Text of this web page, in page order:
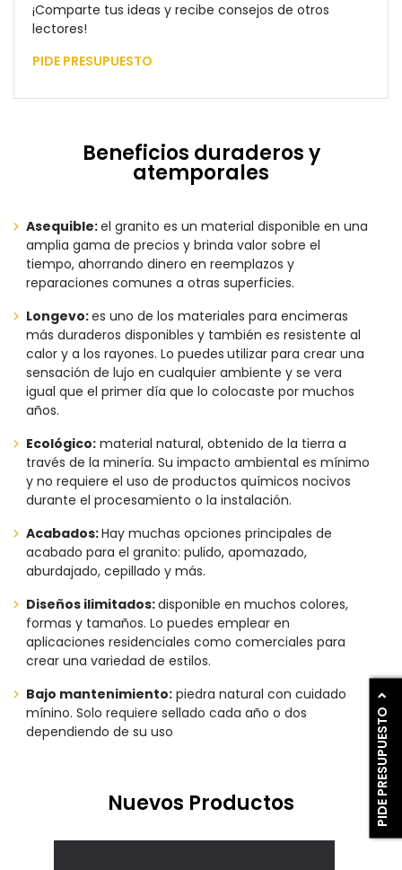
PIDE PRESUPUESTO
¡Comparte tus ideas y recibe consejos de otros
lectores!
PIDE PRESUPUESTO
Beneficios duraderos y
atemporales
Asequible:el granito es un material disponible en una
amplia gama de precios y brinda valor sobre el
tiempo, ahorrando dinero en reemplazos y
reparaciones comunes a otras superficies.
Longevo:es uno de los materiales para encimeras
más duraderos disponibles y también es resistente al
calor y a los rayones. Lo puedes utilizar para crear una
sensación de lujo en cualquier ambiente y se vera
igual que el primer día que lo colocaste por muchos
años.
Ecológico: material natural, obtenido de la tierra a
través de la minería. Su impacto ambiental es mínimo
y no requiere el uso de productos químicos nocivos
durante el procesamiento o la instalación.
Acabados:Hay muchas opciones principales de
acabado para el granito: pulido, apomazado,
aburdajado, cepillado y más.
Diseños ilimitados:disponible en muchos colores,
formas y tamaños. Lo puedes emplear en
aplicaciones residenciales como comerciales para
crear una variedad de estilos.
Bajo mantenimiento: piedra natural con cuidado
mínino. Solo requiere sellado cada año o dos
dependiendo de su uso
Nuevos Productos